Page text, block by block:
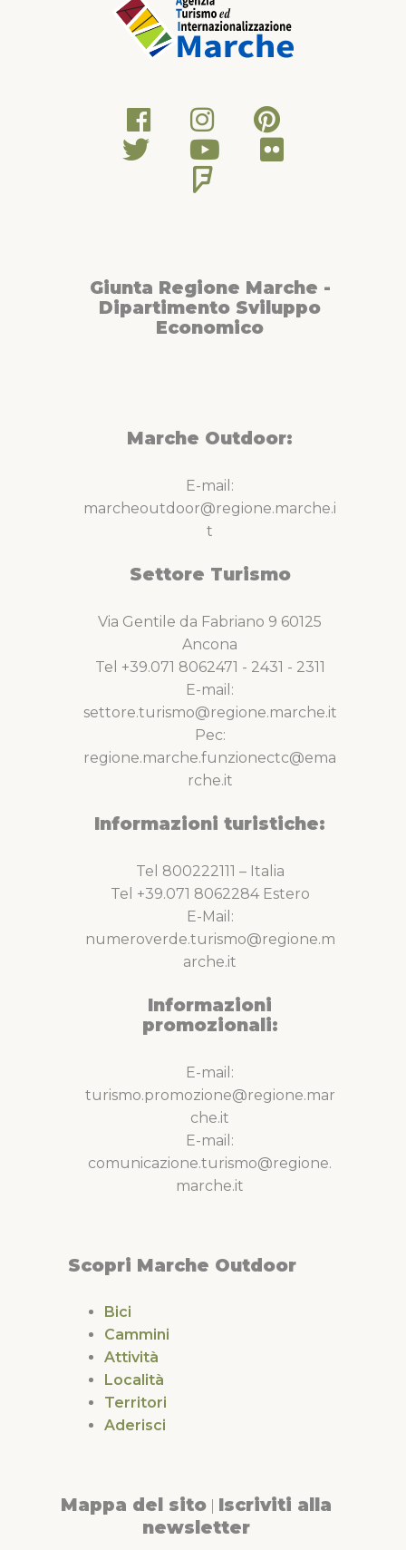
Giunta Regione Marche -
Dipartimento Sviluppo
Economico
Marche Outdoor:
E-mail:
marcheoutdoor@regione.marche.i
t
Settore Turismo
Via Gentile da Fabriano 9 60125
Ancona
Tel +39.071 8062471 - 2431 - 2311
E-mail:
settore.turismo@regione.marche.it
Pec:
regione.marche.funzionectc@ema
rche.it
Informazioni turistiche:
Tel 800222111 – Italia
Tel +39.071 8062284 Estero
E-Mail:
numeroverde.turismo@regione.m
arche.it
Informazioni
promozionali:
E-mail:
turismo.promozione@regione.mar
che.it
E-mail:
comunicazione.turismo@regione.
marche.it
Scopri Marche Outdoor
Bici
Cammini
Attività
Località
Territori
Aderisci
Mappa del sito Iscriviti alla
newsletter